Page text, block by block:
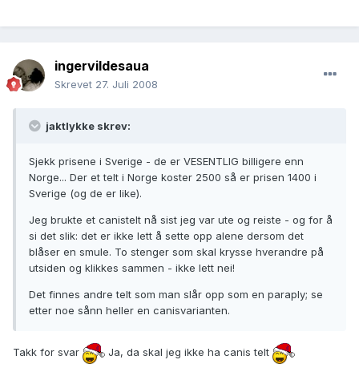
ingervildesaua
Skrevet 27. Juli 2008
jaktlykke skrev:
Sjekk prisene i Sverige - de er VESENTLIG billigere enn
Norge... Der et telt i Norge koster 2500 så er prisen 1400 i
Sverige (og de er like).
Jeg brukte et canistelt nå sist jeg var ute og reiste - og for å
si det slik: det er ikke lett å sette opp alene dersom det
blåser en smule. To stenger som skal krysse hverandre på
utsiden og klikkes sammen - ikke lett nei!
Det finnes andre telt som man slår opp som en paraply; se
etter noe sånn heller en canisvarianten.
Takk for svar Ja, da skal jeg ikke ha canis telt